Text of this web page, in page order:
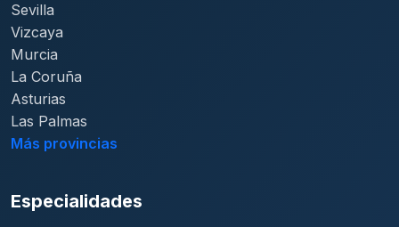
Sevilla
Vizcaya
Murcia
La Coruña
Asturias
Las Palmas
Más provincias
Especialidades